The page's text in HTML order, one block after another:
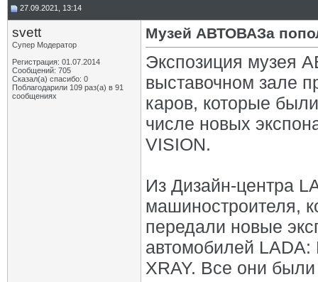
27.09.2021, 13:14
svett
Супер Модератор
Регистрация: 01.07.2014
Сообщений: 705
Сказал(а) спасибо: 0
Поблагодарили 109 раз(а) в 91
сообщениях
Музей АВТОВАЗа
Экспозиция музея
выставочном зале
каров, которые
числе новых
VISION.
Из Дизайн-центра
машиностроителя,
передали новые
автомобилей
XRAY. Все они